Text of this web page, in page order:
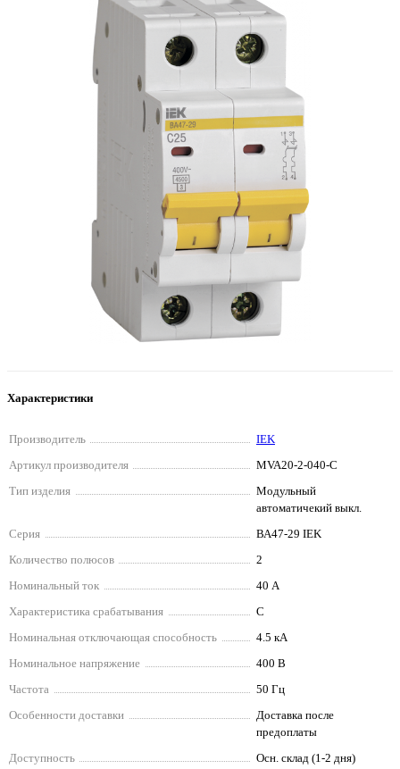
Характеристики
Производитель
IEK
Артикул производителя
MVA20-2-040-C
Тип изделия
Модульный
автоматичекий выкл.
Серия
ВА47-29 IEK
Количество полюсов
2
Номинальный ток
40 А
Характеристика срабатывания
C
Номинальная отключающая способность
4.5 кА
Номинальное напряжение
400 В
Частота
50 Гц
Особенности доставки
Доставка после
предоплаты
Доступность
Осн. склад (1-2 дня)